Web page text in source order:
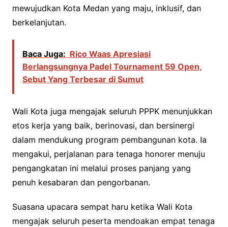
mewujudkan Kota Medan yang maju, inklusif, dan
berkelanjutan.
Baca Juga: Rico Waas Apresiasi
Berlangsungnya Padel Tournament 59 Open,
Sebut Yang Terbesar di Sumut
Wali Kota juga mengajak seluruh PPPK menunjukkan
etos kerja yang baik, berinovasi, dan bersinergi
dalam mendukung program pembangunan kota. Ia
mengakui, perjalanan para tenaga honorer menuju
pengangkatan ini melalui proses panjang yang
penuh kesabaran dan pengorbanan.
Suasana upacara sempat haru ketika Wali Kota
mengajak seluruh peserta mendoakan empat tenaga